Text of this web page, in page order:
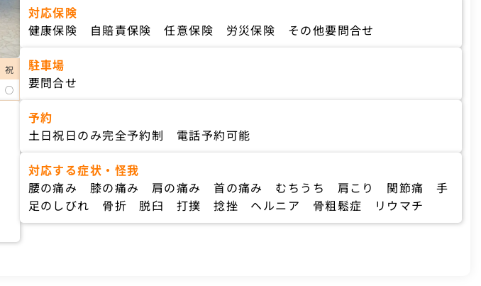
祝
◯
対応保険
健康保険 自賠責保険 任意保険 労災保険 その他要問合せ
駐車場
要問合せ
予約
土日祝日のみ完全予約制 電話予約可能
対応する症状・怪我
腰の痛み 膝の痛み 肩の痛み 首の痛み むちうち 肩こり 関節痛 手
足のしびれ 骨折 脱臼 打撲 捻挫 ヘルニア 骨粗鬆症 リウマチ